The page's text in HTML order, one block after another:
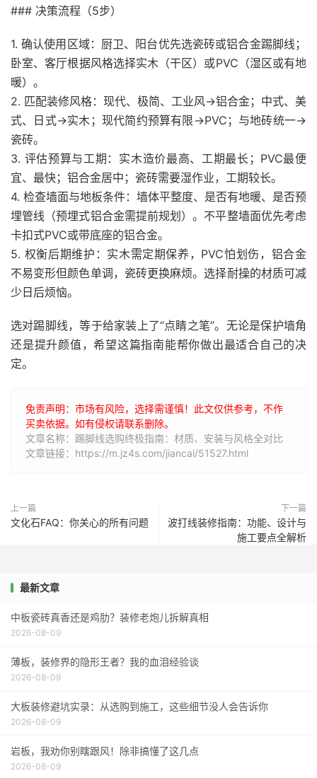
### 决策流程（5步）
1. 确认使用区域：厨卫、阳台优先选瓷砖或铝合金踢脚线；
卧室、客厅根据风格选择实木（干区）或PVC（湿区或有地
暖）。
2. 匹配装修风格：现代、极简、工业风→铝合金；中式、美
式、日式→实木；现代简约预算有限→PVC；与地砖统一→
瓷砖。
3. 评估预算与工期：实木造价最高、工期最长；PVC最便
宜、最快；铝合金居中；瓷砖需要湿作业，工期较长。
4. 检查墙面与地板条件：墙体平整度、是否有地暖、是否预
埋管线（预埋式铝合金需提前规划）。不平整墙面优先考虑
卡扣式PVC或带底座的铝合金。
5. 权衡后期维护：实木需定期保养，PVC怕划伤，铝合金
不易变形但颜色单调，瓷砖更换麻烦。选择耐操的材质可减
少日后烦恼。
选对踢脚线，等于给家装上了“点睛之笔”。无论是保护墙角
还是提升颜值，希望这篇指南能帮你做出最适合自己的决
定。
免责声明：市场有风险，选择需谨慎！此文仅供参考，不作
买卖依据。如有侵权请联系删除。
文章名称：踢脚线选购终极指南：材质、安装与风格全对比
文章链接：https://m.jz4s.com/jiancai/51527.html
上一篇
文化石FAQ：你关心的所有问题
下一篇
波打线装修指南：功能、设计与
施工要点全解析
最新文章
中板瓷砖真香还是鸡肋？装修老炮儿拆解真相
2026-08-09
薄板，装修界的隐形王者？我的血泪经验谈
2026-08-09
大板装修避坑实录：从选购到施工，这些细节没人会告诉你
2026-08-09
岩板，我劝你别瞎跟风！除非搞懂了这几点
2026-08-09